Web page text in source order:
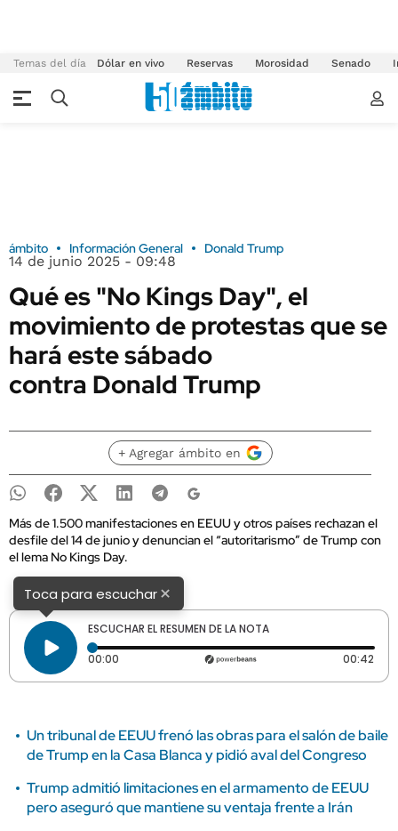
Temas del día Dólar en vivo Reservas Morosidad Senado
ámbito Información General Donald Trump
14 de junio 2025 - 09:48
Qué es "No Kings Day", el
movimiento de protestas que se
hará este sábado
contra Donald Trump
+ Agregar ámbito en
Más de 1.500 manifestaciones en EEUU y otros países rechazan el
desfile del 14 de junio y denuncian el “autoritarismo” de Trump con
el lema No Kings Day.
Toca para escuchar×
ESCUCHAR EL RESUMEN DE LA NOTA
00:00 Tiempo transcurrido: 0 segundos 00:42
Un tribunal de EEUU frenó las obras para el salón de baile
de Trump en la Casa Blanca y pidió aval del Congreso
Trump admitió limitaciones en el armamento de EEUU
pero aseguró que mantiene su ventaja frente a Irán